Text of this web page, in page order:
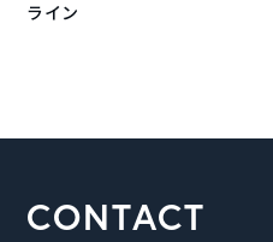
ライン
CONTACT